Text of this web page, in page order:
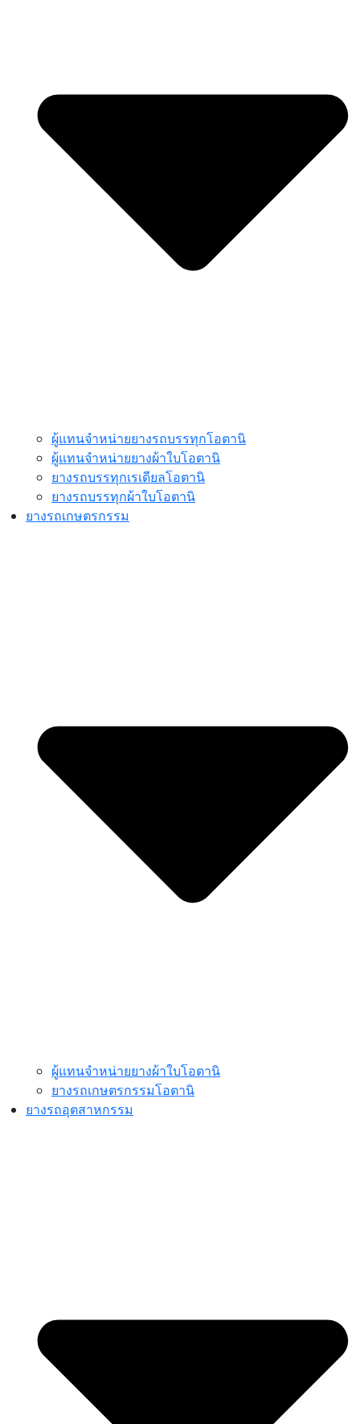
ผู้แทนจำหน่ายยางรถบรรทุกโอตานิ
ผู้แทนจำหน่ายยางผ้าใบโอตานิ
ยางรถบรรทุกเรเดียลโอตานิ
ยางรถบรรทุกผ้าใบโอตานิ
ยางรถเกษตรกรรม
ผู้แทนจำหน่ายยางผ้าใบโอตานิ
ยางรถเกษตรกรรมโอตานิ
ยางรถอุตสาหกรรม